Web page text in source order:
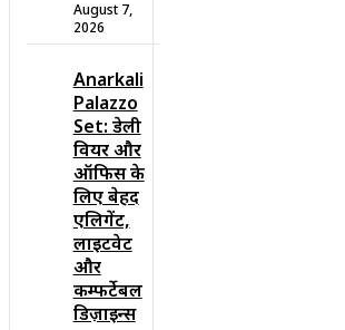
August 7,
2026
Anarkali
Palazzo
Set: डेली
वियर और
ऑफिस के
लिए बेहद
एलिगेंट,
लाइटवेट
और
कम्फर्टेबल
डिज़ाइन्स